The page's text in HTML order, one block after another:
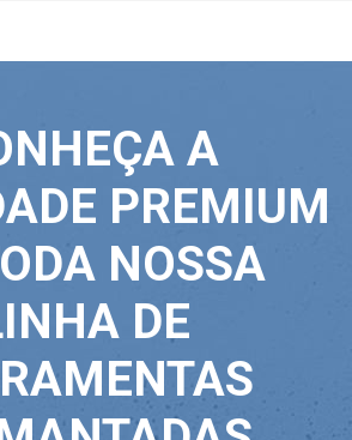
A
PREMIUM
NOSSA
DE